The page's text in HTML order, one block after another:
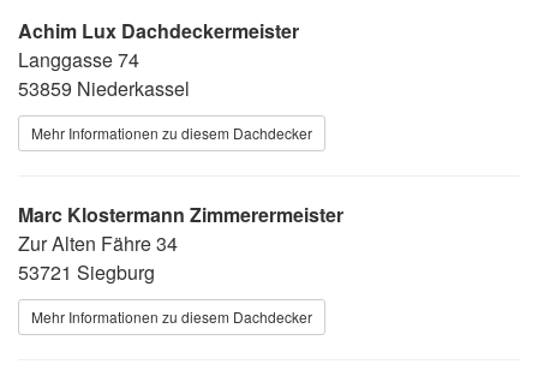
Achim Lux Dachdeckermeister
Langgasse 74
53859 Niederkassel
Mehr Informationen zu diesem Dachdecker
Marc Klostermann Zimmerermeister
Zur Alten Fähre 34
53721 Siegburg
Mehr Informationen zu diesem Dachdecker